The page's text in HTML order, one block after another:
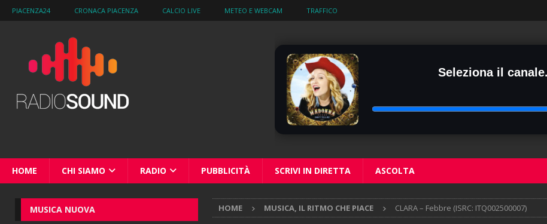
PIACENZA24 CRONACA PIACENZA CALCIO LIVE METEO E WEBCAM TRAFFICO
Seleziona il
HOME CHI SIAMO RADIO PUBBLICITÀ SCRIVI IN DIRETTA ASCOLTA
HOME MUSICA, IL RITMO CHE PIACE CLARA – Febbre (ISRC: ITQ002500007)
MUSICA NUOVA